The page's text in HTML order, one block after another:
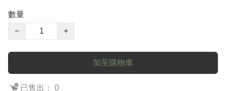
數量
−
+
加至購物車
已售出： 0